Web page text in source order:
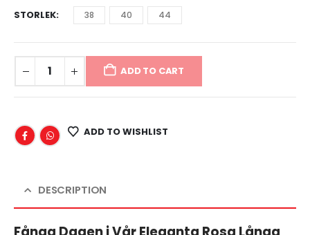
STORLEK 38 40 44
ADD TO CART
ADD TO WISHLIST
DESCRIPTION